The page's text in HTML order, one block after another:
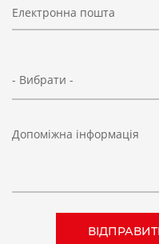
Електронна пошта
- Вибрати -
Допоміжна інформація